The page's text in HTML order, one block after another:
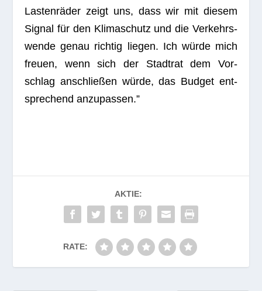
Las­ten­rä­der zeigt uns, dass wir mit die­sem
Signal für den Kli­ma­schutz und die Ver­kehrs­
wende genau rich­tig lie­gen. Ich würde mich
freuen, wenn sich der Stadt­rat dem Vor­
schlag anschlie­ßen würde, das Bud­get ent­
spre­chend anzupassen.”
AKTIE:
RATE: